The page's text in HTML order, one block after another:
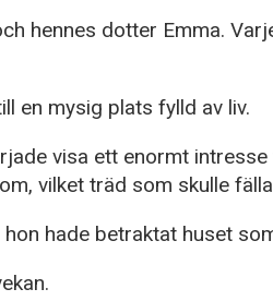
hennes dotter Emma.
en mysig plats fylld av liv.
visa ett enormt
vilket träd som skulle
hade betraktat huset